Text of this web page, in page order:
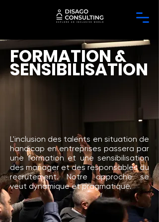
FORMATION &
SENSIBILISATION
L'inclusion des talents en situation de
handicap en entreprises passera par
une formation et une sensibilisation
des manager et des responsables du
recrutement. Notre approche se
veut dynamique et pragmatique.